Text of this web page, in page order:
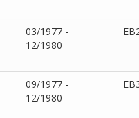
03/1977 -
12/1980
09/1977 -
12/1980